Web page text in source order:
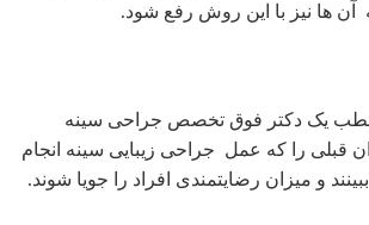
نهایی جراحی سینه ، بسته به روشی که
کار برده است باید چندین ماه صبرکنید. برای
یا دستکاری مجدد سینه ها باید بعد از یک